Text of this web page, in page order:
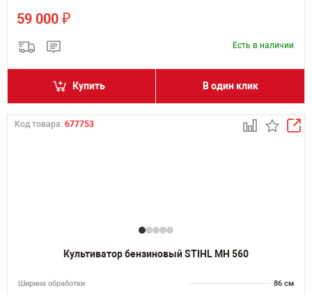
59 000 ₽
Есть в наличии
Купить В один клик
Код товара: 677753
Культиватор бензиновый STIHL MH 560
Ширина обработки
86 см